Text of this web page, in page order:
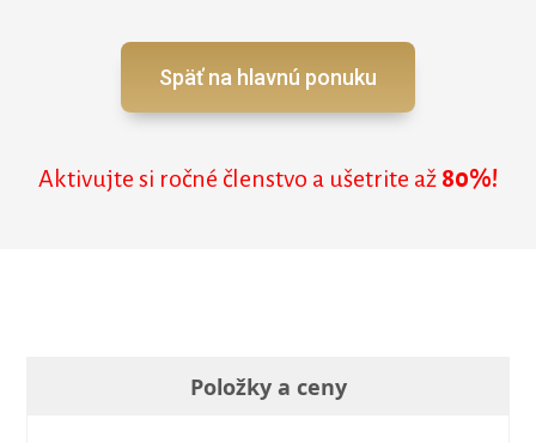
Späť na hlavnú ponuku
Aktivujte si ročné členstvo a ušetrite až 80%!
Položky a ceny